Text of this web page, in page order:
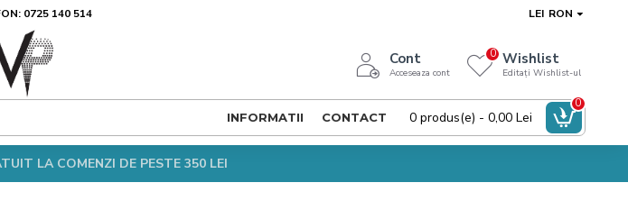
0725 140 514 LEI RON
Cont
Acceseaza cont
Wishlist
Editați Wishlist-ul
0
INFORMATII CONTACT 0 produs(e) - 0,00 Lei
0
LA COMENZI DE PESTE 350 LEI